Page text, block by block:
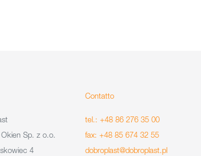
Sp. z o.o.
4
Contatto
tel.: +48 86 276 35 00
fax: +48 85 674 32 55
dobroplast@dobroplast.pl